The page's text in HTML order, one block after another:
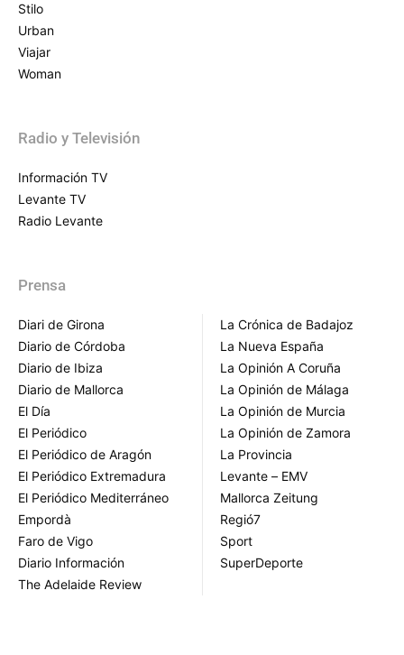
Stilo
Urban
Viajar
Woman
Radio y Televisión
Información TV
Levante TV
Radio Levante
Prensa
Diari de Girona
Diario de Córdoba
Diario de Ibiza
Diario de Mallorca
El Día
El Periódico
El Periódico de Aragón
El Periódico Extremadura
El Periódico Mediterráneo
Empordà
Faro de Vigo
Diario Información
The Adelaide Review
La Crónica de Badajoz
La Nueva España
La Opinión A Coruña
La Opinión de Málaga
La Opinión de Murcia
La Opinión de Zamora
La Provincia
Levante – EMV
Mallorca Zeitung
Regió7
Sport
SuperDeporte